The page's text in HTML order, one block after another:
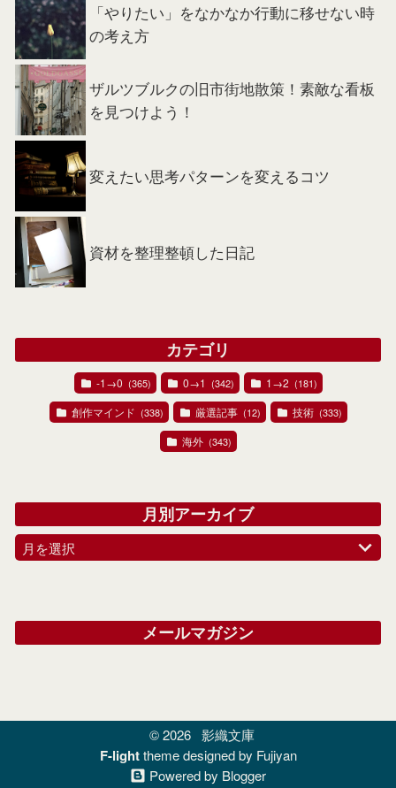
「やりたい」をなかなか行動に移せない時
の考え方
ザルツブルクの旧市街地散策！素敵な看板
を見つけよう！
変えたい思考パターンを変えるコツ
資材を整理整頓した日記
カテゴリ
-1→0 (365) 0→1 (342) 1→2 (181)
創作マインド (338) 厳選記事 (12) 技術 (333)
海外 (343)
月別アーカイブ
月を選択
メールマガジン
© 2026 影織文庫
F-light theme designed by Fujiyan
Powered by Blogger